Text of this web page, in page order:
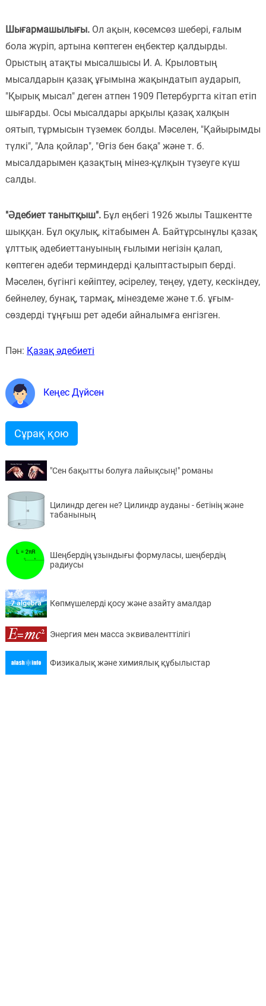
Шығармашылығы.Ол ақын, көсемсөз шебері, ғалым
бола жүріп, артына көптеген еңбектер қалдырды.
Орыстың атақты мысалшысы И. А. Крыловтың
мысалдарын қазақ ұғымына жақындатып аударып,
"Қырық мысал" деген атпен 1909 Петербургта кітап етіп
шығарды. Осы мысалдары арқылы қазақ халқын
оятып, тұрмысын түземек болды. Мәселен, "Қайырымды
түлкі", "Ала қойлар", "Өгіз бен бақа" және т. б.
мысалдарымен қазақтың мінез-құлқын түзеуге күш
салды.
"Әдебиет танытқыш". Бұл еңбегі 1926 жылы Ташкентте
шыққан. Бұл оқулық, кітабымен А. Байтұрсынұлы қазақ
ұлттық әдебиеттануының ғылыми негізін қалап,
көптеген әдеби терминдерді қалыптастырып берді.
Мәселен, бүгінгі кейіптеу, әсірелеу, теңеу, үдету, кескіндеу,
бейнелеу, бунақ, тармақ, мінездеме және т.б. ұғым-
сөздерді тұңғыш рет әдеби айналымға енгізген.
Пән: Қазақ әдебиеті
Кеңес Дүйсен
Сұрақ қою
"Сен бақытты болуға лайықсың!" романы
Цилиндр деген не? Цилиндр ауданы - бетінің және
табанының
Шеңбердің ұзындығы формуласы, шеңбердің
радиусы
Көпмүшелерді қосу және азайту амалдар
Энергия мен масса эквиваленттілігі
Физикалық және химиялық құбылыстар